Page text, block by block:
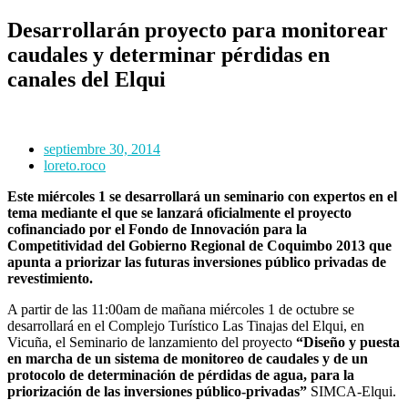
Desarrollarán proyecto para monitorear
caudales y determinar pérdidas en
canales del Elqui
septiembre 30, 2014
loreto.roco
Este miércoles 1 se desarrollará un seminario con expertos en el
tema mediante el que se lanzará oficialmente el proyecto
cofinanciado por el Fondo de Innovación para la
Competitividad del Gobierno Regional de Coquimbo 2013 que
apunta a priorizar las futuras inversiones público privadas de
revestimiento.
A partir de las 11:00am de mañana miércoles 1 de octubre se
desarrollará en el Complejo Turístico Las Tinajas del Elqui, en
Vicuña, el Seminario de lanzamiento del proyecto “Diseño y puesta
en marcha de un sistema de monitoreo de caudales y de un
protocolo de determinación de pérdidas de agua, para la
priorización de las inversiones público-privadas” SIMCA-Elqui.